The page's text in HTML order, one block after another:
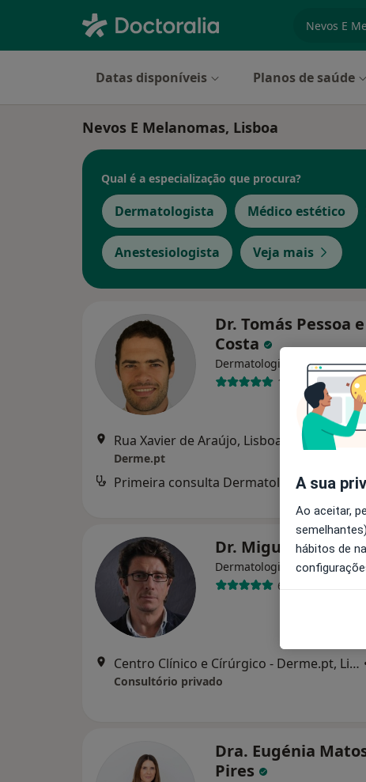
Datas disponíveis Planos de saúde
Nevos E Melanomas, Lisboa
Qual é a especialização que procura?
Dermatologista Médico estético
Anestesiologista Veja mais
Dr. Tomás Pessoa e
Costa
Dermatologista
12 opiniões
Rua Xavier de Araújo, Lisboa Mapa
Derme.pt
Primeira consulta Dermatologia
Dr. Miguel
Dermatologista
6 opiniões
Centro Clínico e Círúrgico - Derme.pt, Lisboa
Consultório privado
Dra. Eugénia
Pires
A sua
Ao aceitar,
hábitos de